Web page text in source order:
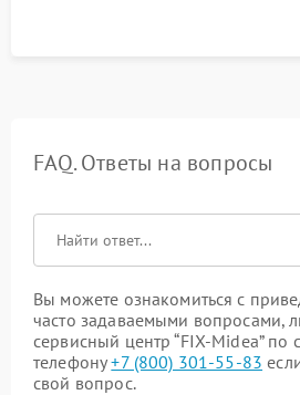
FAQ. Ответы на вопросы
Вы можете ознакомиться с
часто задаваемыми вопросами,
сервисный центр “FIX-Midea” по
телефону+7 (800) 301-55-83
свой вопрос.